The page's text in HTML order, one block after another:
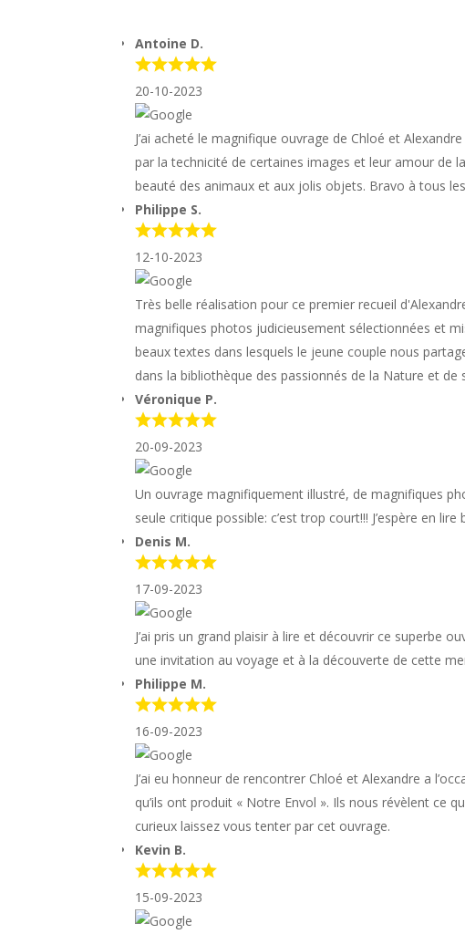
Antoine D.
20-10-2023
J’ai acheté le magnifique ouvrage de Chloé et
par la technicité de certaines images et leur amour de
beauté des animaux et aux jolis objets. Bravo à tous
Philippe S.
12-10-2023
Très belle réalisation pour ce premier recueil
magnifiques photos judicieusement sélectionnées et
beaux textes dans lesquels le jeune couple nous
dans la bibliothèque des passionnés de la Nature et de
Véronique P.
20-09-2023
Un ouvrage magnifiquement illustré, de magnifiques
seule critique possible: c’est trop court!!! J’espère en
Denis M.
17-09-2023
J’ai pris un grand plaisir à lire et découvrir ce superbe
une invitation au voyage et à la découverte de cette
Philippe M.
16-09-2023
J’ai eu honneur de rencontrer Chloé et Alexandre a
qu’ils ont produit « Notre Envol ». Ils nous révèlent ce
curieux laissez vous tenter par cet ouvrage.
Kevin B.
15-09-2023